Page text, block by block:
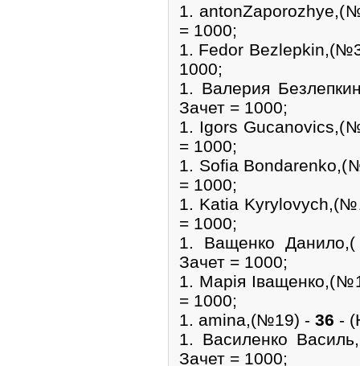
1.
= 1000;
1. Fedor
1000;
1. Валерия
Зачет = 1000;
1. Igors
= 1000;
1. Sofia
= 1000;
1. Katia
= 1000;
1. Ващенко
Зачет = 1000;
1. Марія
= 1000;
1. amina,(№19) - 36 -
1. Василенко
Зачет = 1000;